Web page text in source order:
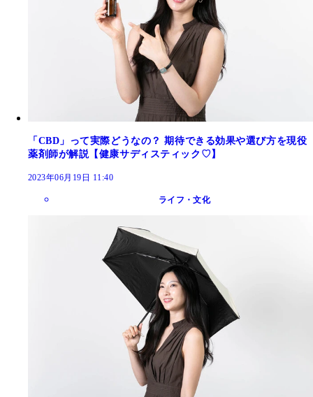
「CBD」って実際どうなの？ 期待できる効果や選び方を現役
薬剤師が解説【健康サディスティック♡】
2023年06月19日 11:40
ライフ・文化